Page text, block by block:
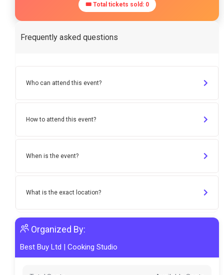
🎟 Total tickets sold: 0
Frequently asked questions
Who can attend this event?
How to attend this event?
When is the event?
What is the exact location?
Organized By:
Best Buy Ltd | Cooking Studio